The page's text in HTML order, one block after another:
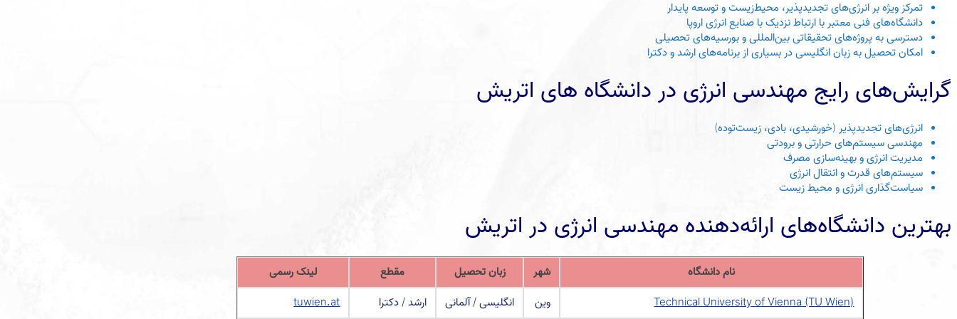
تمرکز ویژه بر انرژی‌های تجدیدپذیر، محیط‌زیست و توسعه پایدار
دانشگاه‌های فنی معتبر با ارتباط نزدیک با صنایع انرژی اروپا
دسترسی به پروژه‌های تحقیقاتی بین‌المللی و بورسیه‌های تحصیلی
امکان تحصیل به زبان انگلیسی در بسیاری از برنامه‌های ارشد و دکترا
گرایش‌های رایج مهندسی انرژی در دانشگاه های اتریش
انرژی‌های تجدیدپذیر (خورشیدی، بادی، زیست‌توده)
مهندسی سیستم‌های حرارتی و برودتی
مدیریت انرژی و بهینه‌سازی مصرف
سیستم‌های قدرت و انتقال انرژی
سیاست‌گذاری انرژی و محیط زیست
بهترین دانشگاه‌های ارائه‌دهنده مهندسی انرژی در اتریش
نام دانشگاه شهر زبان تحصیل مقطع
لینک رسمی
Technical University of Vienna (TU Wien)
وین انگلیسی / آلمانی ارشد / دکترا tuwien.at